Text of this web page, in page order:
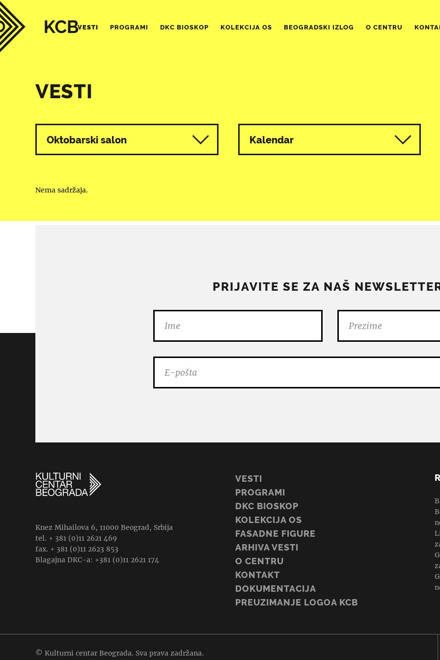
VESTI PROGRAMI DKC BIOSKOP KOLEKCIJA OS BEOGRADSKI IZLOG O CENTRU
VESTI
Svi programi
Oktobarski salon Kalendar
Nema sadržaja.
PRIJAVITE SE ZA NAŠ
Knez Mihailova 6, 11000 Beograd, Srbija
tel. + 381 (0)11 2621 469
fax. + 381 (0)11 2623 853
Blagajna DKC-a: +381 (0)11 2621 174
VESTI
PROGRAMI
DKC BIOSKOP
KOLEKCIJA OS
FASADNE FIGURE
ARHIVA VESTI
O CENTRU
KONTAKT
DOKUMENTACIJA
PREUZIMANJE LOGOA KCB
© Kulturni centar Beograda. Sva prava zadržana.